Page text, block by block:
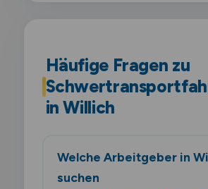
Häufige Fragen zu
in Willich
Welche Arbeitgeber in
suchen